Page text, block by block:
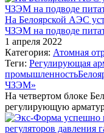
На Белоярской АЭС
ЧЗЭМ на подводе
1 апреля 2022
Категория: Атомная
Теги: Регулирующая
промышленность
ЧЗЭМ»
На четвертом блоке
регулирующую